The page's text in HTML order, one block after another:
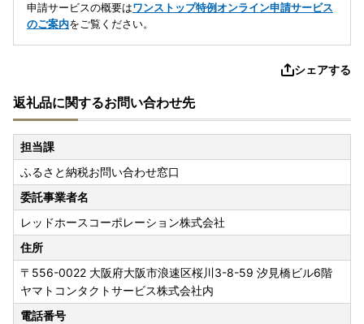
申請サービスの概要はワンストップ特例オンライン申請サービス
のご案内をご覧ください。
シェアする
返礼品に関するお問い合わせ先
担当課
ふるさと納税お問い合わせ窓口
委託事業者名
レッドホースコーポレーション株式会社
住所
〒556-0022 大阪府大阪市浪速区桜川3-8-59 汐見橋ビル6階
ヤマトコンタクトサービス株式会社内
電話番号